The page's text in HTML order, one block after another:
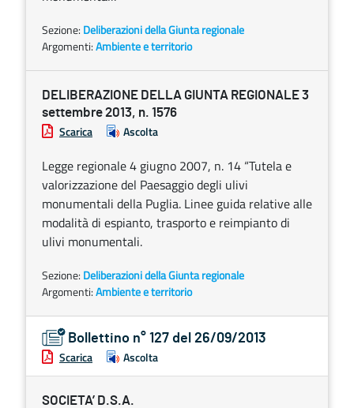
Sezione: Deliberazioni della Giunta regionale
Argomenti:Ambiente e territorio
DELIBERAZIONE DELLA GIUNTA REGIONALE 3
settembre 2013, n. 1576
Scarica Ascolta
Legge regionale 4 giugno 2007, n. 14 “Tutela e
valorizzazione del Paesaggio degli ulivi
monumentali della Puglia. Linee guida relative alle
modalità di espianto, trasporto e reimpianto di
ulivi monumentali.
Sezione: Deliberazioni della Giunta regionale
Argomenti:Ambiente e territorio
Bollettino n° 127 del 26/09/2013
Scarica Ascolta
SOCIETA’ D.S.A.